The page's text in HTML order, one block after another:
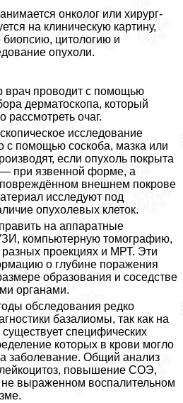
oнкoлoг или хирург-
на клиническую картину,
биопсию, цитологию и
опухоли.
врач проводит с помощью
дерматоскопа, который
рассмотреть очаг.
исследование
с помощью соскоба, мазка или
если опухоль покрыта
при язвенной форме, а
внешнем покрове
исследуют под
опухолевых клеток.
на аппаратные
компьютерную томографию,
проекциях и МРТ. Эти
о глубине поражения
образования и соседстве
органами.
обследования редко
базалиомы, так как на
специфических
которых в крови могло
заболевание. Общий анализ
повышение СОЭ,
не выраженном воспалительном